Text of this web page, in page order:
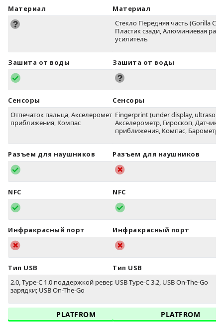
Материал
Зашита от воды
Сенсоры
Отпечаток пальца, Акселерометр, Датчик
приближения, Компас
Разъем для наушников
NFC
Инфракрасный порт
Тип USB
2.0, Type-C 1.0 поддержкой реверсивной
зарядки; USB On-The-Go
PLATFROM
Материал
Стекло Передняя часть (Gorilla
Пластик сзади, Алюминиевая
усилитель
Зашита от воды
Сенсоры
Fingerprint (under display,
Акселерометр, Гироскоп, Датчик
приближения, Компас, Барометр
Разъем для наушников
NFC
Инфракрасный порт
Тип USB
USB Type-C 3.2, USB On-The-Go
PLATFROM